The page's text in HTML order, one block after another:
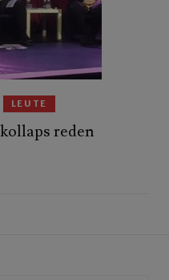
LEUTE
reden